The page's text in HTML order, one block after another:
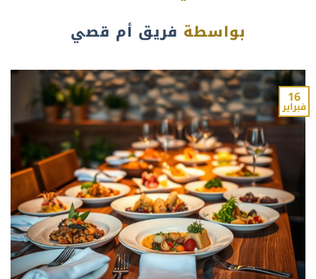
بواسطة فريق أم قصي
16
فبراير